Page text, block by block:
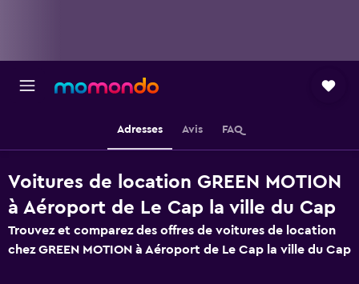
Adresses Avis FAQ
Voitures de location GREEN MOTION
à Aéroport de Le Cap la ville du Cap
Trouvez et comparez des offres de voitures de location
chez GREEN MOTION à Aéroport de Le Cap la ville du Cap